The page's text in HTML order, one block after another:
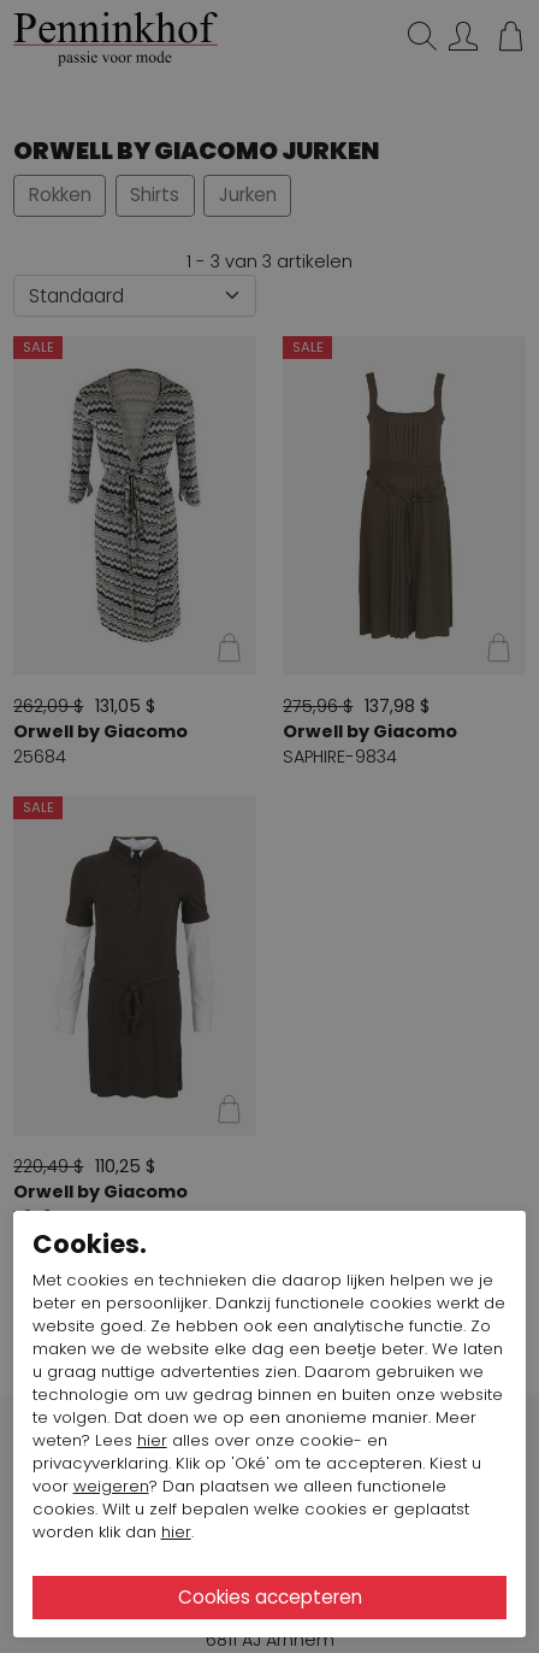
ORWELL BY GIACOMO JURKEN
Rokken Shirts Jurken
1 - 3 van 3 artikelen
SALE
262,09 $ 131,05 $
Orwell by Giacomo
25684
SALE
275,96 $ 137,98 $
Orwell by Giacomo
SAPHIRE-9834
SALE
220,49 $ 110,25 $
Orwell by Giacomo
7279 YING
Filter op 1
Winkels
Arnhem
Jansbinnensingel 11B
6811 AJ Arnhem
Cookies.
Met cookies en technieken die daarop lijken helpen we je
beter en persoonlijker. Dankzij functionele cookies werkt de
website goed. Ze hebben ook een analytische functie. Zo
maken we de website elke dag een beetje beter. We laten
u graag nuttige advertenties zien. Daarom gebruiken we
technologie om uw gedrag binnen en buiten onze website
te volgen. Dat doen we op een anonieme manier. Meer
weten? Lees hieralles over onze cookie- en
privacyverklaring. Klik op 'Oké' om te accepteren. Kiest u
voor weigeren? Dan plaatsen we alleen functionele
cookies. Wilt u zelf bepalen welke cookies er geplaatst
worden klik dan hier.